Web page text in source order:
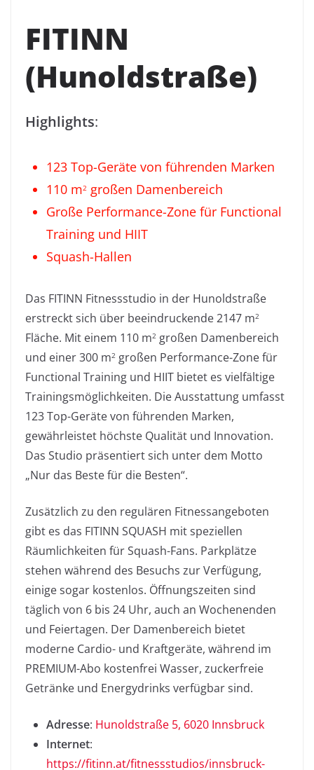
FITINN
(Hunoldstraße)
Highlights:
123 Top-Geräte von führenden Marken
110 m2 großen Damenbereich
Große Performance-Zone für Functional
Training und HIIT
Squash-Hallen
Das FITINN Fitnessstudio in der Hunoldstraße
erstreckt sich über beeindruckende 2147 m2
Fläche. Mit einem 110 m2 großen Damenbereich
und einer 300 m2 großen Performance-Zone für
Functional Training und HIIT bietet es vielfältige
Trainingsmöglichkeiten. Die Ausstattung umfasst
123 Top-Geräte von führenden Marken,
gewährleistet höchste Qualität und Innovation.
Das Studio präsentiert sich unter dem Motto
„Nur das Beste für die Besten“.
Zusätzlich zu den regulären Fitnessangeboten
gibt es das FITINN SQUASH mit speziellen
Räumlichkeiten für Squash-Fans. Parkplätze
stehen während des Besuchs zur Verfügung,
einige sogar kostenlos. Öffnungszeiten sind
täglich von 6 bis 24 Uhr, auch an Wochenenden
und Feiertagen. Der Damenbereich bietet
moderne Cardio- und Kraftgeräte, während im
PREMIUM-Abo kostenfrei Wasser, zuckerfreie
Getränke und Energydrinks verfügbar sind.
Adresse: Hunoldstraße 5, 6020 Innsbruck
Internet:
https://fitinn.at/fitnessstudios/innsbruck-